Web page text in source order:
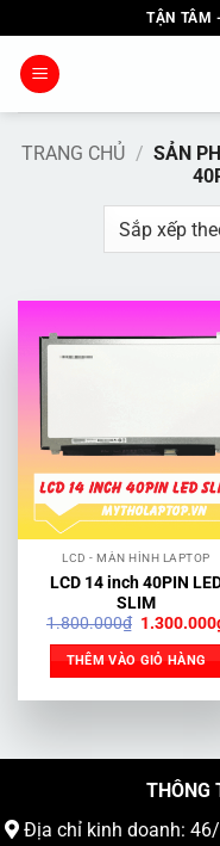
qua
nội
TẬN TÂM
TRANG CHỦ / SẢN
LCD - MÀN HÌNH LAPTOP
LCD 14 inch 40PIN
SLIM
1.800.000₫ Giá
là:
1.800.000₫.
1.300.000
THÊM VÀO GIỎ HÀNG
THÔNG
Địa chỉ kinh doanh: